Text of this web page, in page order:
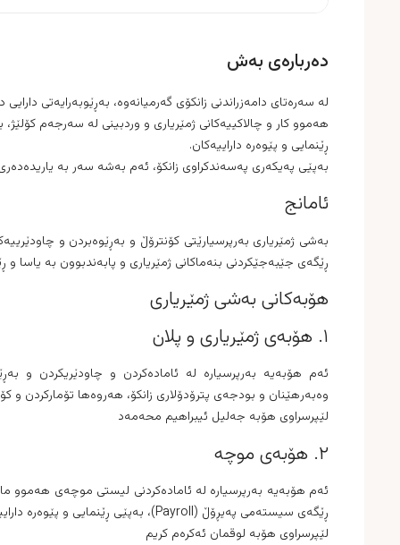
دەربارەی بەش
لە سەرەتای دامەزراندنی زانکۆی گەرمیانەوە، بەڕێوبەرایەتی
هەموو کار و چالاکییەکانی ژمێریاری و وردبینی لە سەرجەم
ڕێنمایی و پێوەرە داراییەکان.
بەپێی پەیکەری پەسەندکراوی زانکۆ، ئەم بەشە سەر بە
ئامانج
بەشی ژمێریاری بەرپرسیارێتی کۆنترۆڵ و بەڕێوەبردن و
ڕێگەی جێبەجێکردنی بنەماکانی ژمێریاری و پابەندبوون بە یاسا و
هۆبەکانی بەشی ژمێریاری
١. هۆبەی ژمێریاری و پلان
ئەم هۆبەیە بەرپرسیارە لە ئامادەکردن و چاودێریکردن و
وەبەرھێنان و بودجەی پترۆدۆلاری زانکۆ، هەروەها تۆمارکردن
لێپرسراوی هۆبە جەلیل ئیبراهیم محەمەد
٢. هۆبەی موچە
ئەم هۆبەیە بەرپرسیارە لە ئامادەکردنی لیستی موچەی هەموو
ڕێگەی سیستەمی پەیڕۆڵ (Payroll)، بەپێی ڕێنمایی و پێوەرە داراییە پەیوەندیدارەکان.
لێپرسراوی هۆبە لوقمان ئەکرەم کریم